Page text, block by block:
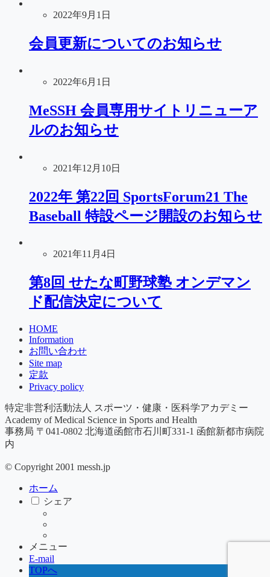
2022年9月1日
会員更新についてのお知らせ
2022年6月1日
MeSSH 会員専用サイトリニューア
ルのお知らせ
2021年12月10日
2022年 第22回 SportsForum21 The
Baseball 特設ページ開設のお知らせ
2021年11月4日
第8回 せたな町野球塾 オンデマン
ド配信決定について
HOME
Information
お問い合わせ
Site map
定款
Privacy policy
特定非営利活動法人 スポーツ・健康・医科学アカデミー
Academy of Medical Science in Sports and Health
事務局 〒041-0802 北海道函館市石川町331-1 ​函館新都市病院
内
© Copyright 2001 messh.jp
ホーム
シェア
メニュー
E-mail
TOPへ